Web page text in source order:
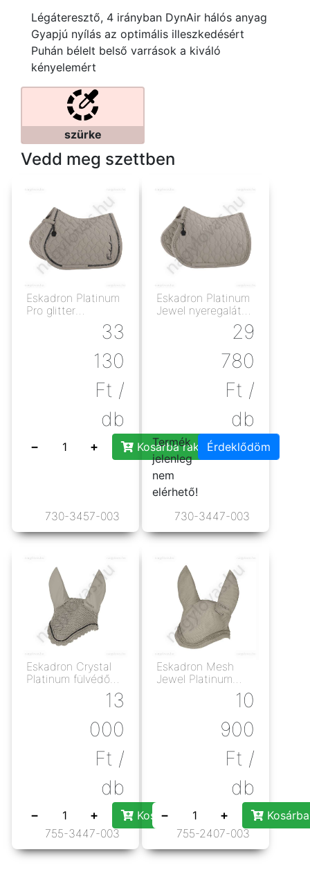
Légáteresztő, 4 irányban DynAir hálós anyag
Gyapjú nyílás az optimális illeszkedésért
Puhán bélelt belső varrások a kiváló
kényelemért
szürke
Vedd meg szettben
Eskadron Platinum
Pro glitter
nyeregalátét grey33
130
Ft /
db
− + Kosárba rakás
730-3457-003
Eskadron Platinum
Jewel nyeregalátét
29
780
Ft /
db
Termék
jelenleg
nem
elérhető!
Érdeklődöm
730-3447-003
Eskadron Crystal
Platinum fülvédő
13
000
Ft /
db
− +
Kosárba rakás
755-3447-003
Eskadron Mesh
Jewel Platinum
fülvédő pale grey10
900
Ft /
db
− +
755-2407-003